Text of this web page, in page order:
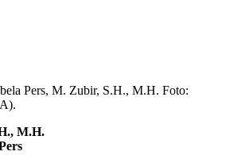
Pers, M. Zubir, S.H., M.H. Foto:
M.H.